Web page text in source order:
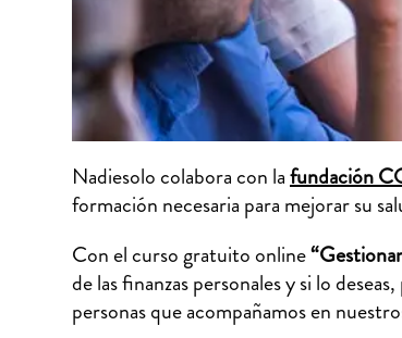
Nadiesolo colabora con lafundación
formación necesaria para mejorar su
Con el curso gratuito online
de las finanzas personales y si lo
personas que acompañamos en